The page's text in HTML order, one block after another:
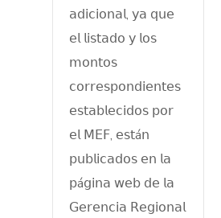
𝖺𝖽𝗂𝖼𝗂𝗈𝗇𝖺𝗅, 𝗒𝖺 𝗊𝗎𝖾
𝖾𝗅 𝗅𝗂𝗌𝗍𝖺𝖽𝗈 𝗒 𝗅𝗈𝗌
𝗆𝗈𝗇𝗍𝗈𝗌
𝖼𝗈𝗋𝗋𝖾𝗌𝗉𝗈𝗇𝖽𝗂𝖾𝗇𝗍𝖾𝗌
𝖾𝗌𝗍𝖺𝖻𝗅𝖾𝖼𝗂𝖽𝗈𝗌 𝗉𝗈𝗋
𝖾𝗅 𝖬𝖤𝖥, 𝖾𝗌𝗍á𝗇
𝗉𝗎𝖻𝗅𝗂𝖼𝖺𝖽𝗈𝗌 𝖾𝗇 𝗅𝖺
𝗉á𝗀𝗂𝗇𝖺 𝗐𝖾𝖻 𝖽𝖾 𝗅𝖺
𝖦𝖾𝗋𝖾𝗇𝖼𝗂𝖺 𝖱𝖾𝗀𝗂𝗈𝗇𝖺𝗅